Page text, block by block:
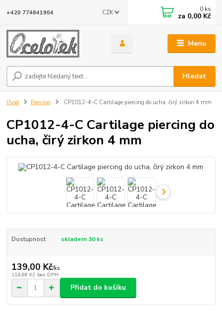
Menu
CZK
Hledat
+420 774641904 0 ks
za 0,00 Kč
Úvod Piercing CP1012-4-C Cartilage piercing do ucha, čirý zirkon 4 mm
CP1012-4-C Cartilage piercing do
ucha, čirý zirkon 4 mm
Dostupnost skladem 30 ks
139,00 Kč/ks
114,88 Kč bez DPH
Přidat do košíku